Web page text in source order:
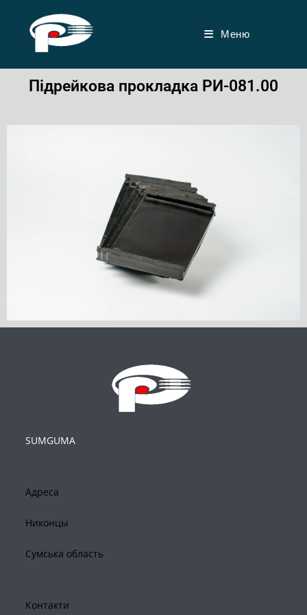
Меню
Підрейкова прокладка РИ-081.00
SUMGUMA
Адреса
Никонцы
Сумська область
Контакти